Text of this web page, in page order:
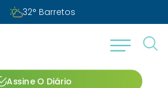
32° Barretos
Assine O Diário